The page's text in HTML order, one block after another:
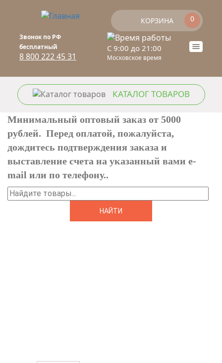
Звонок по РФ
бесплатный
8 800 222 45 31
C 9:00 до 21:00
Московское время
Toogle
КОРЗИНА 0
КАТАЛОГ ТОВАРОВ
Минимальный оптовый заказ от 5000
рублей. Перед оплатой, пожалуйста,
дождитесь подтверждения заказа и
выставление счета на указанный вами e-
mail или по телефону..
Найти